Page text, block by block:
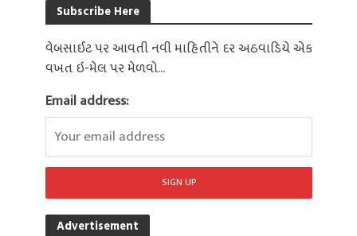
Subscribe Here
વેબસાઈટ પર આવતી નવી માહિતીને દર અઠવાડિયે એક
વખત ઇ-મેલ પર મેળવો...
Email address:
Advertisement